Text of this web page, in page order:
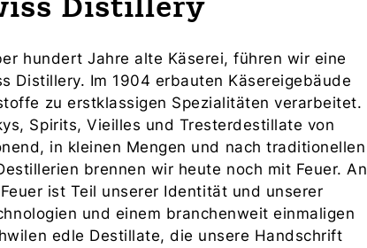
Distillery
hundert Jahre alte Käserei, führen wir eine
Distillery. Im 1904 erbauten Käsereigebäude
zu erstklassigen Spezialitäten verarbeitet.
Spirits, Vieilles und Tresterdestillate von
in kleinen Mengen und nach traditionellen
brennen wir heute noch mit Feuer. An
ist Teil unserer Identität und unserer
und einem branchenweit einmaligen
edle Destillate, die unsere Handschrift